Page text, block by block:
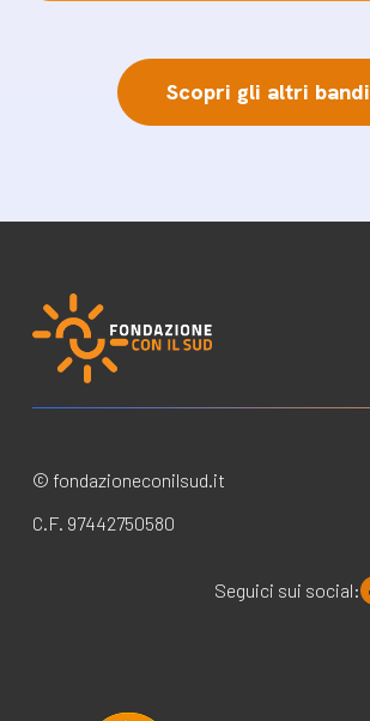
Scopri gli altri bandi
© fondazioneconilsud.it
C.F. 97442750580
Seguici sui social: